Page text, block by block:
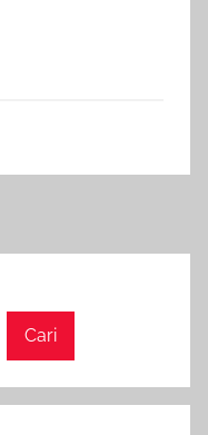
Cari